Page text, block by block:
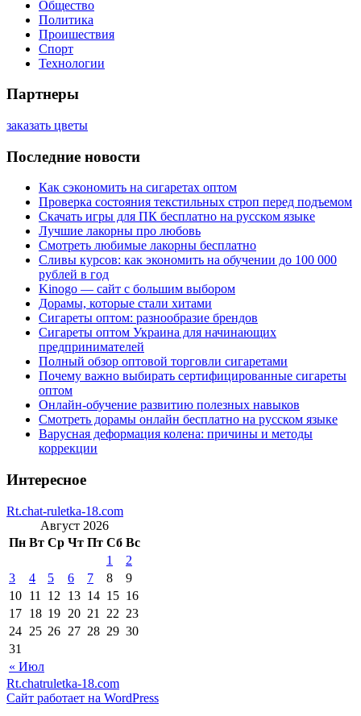
Общество
Политика
Проишествия
Спорт
Технологии
Партнеры
заказать цветы
Последние новости
Как сэкономить на сигаретах оптом
Проверка состояния текстильных строп перед подъемом
Скачать игры для ПК бесплатно на русском языке
Лучшие лакорны про любовь
Смотреть любимые лакорны бесплатно
Сливы курсов: как экономить на обучении до 100 000
рублей в год
Kinogo — сайт с большим выбором
Дорамы, которые стали хитами
Сигареты оптом: разнообразие брендов
Сигареты оптом Украина для начинающих
предпринимателей
Полный обзор оптовой торговли сигаретами
Почему важно выбирать сертифицированные сигареты
оптом
Онлайн-обучение развитию полезных навыков
Смотреть дорамы онлайн бесплатно на русском языке
Варусная деформация колена: причины и методы
коррекции
Интересное
Rt.chat-ruletka-18.com
Август 2026
Пн Вт Ср Чт Пт Сб Вс
« Июл
1
2
3
4 5 6 7 8
9
10 11 12 13 14 15 16
17 18 19 20 21 22 23
24 25 26 27 28 29 30
31
Rt.chatruletka-18.com
Сайт работает на WordPress